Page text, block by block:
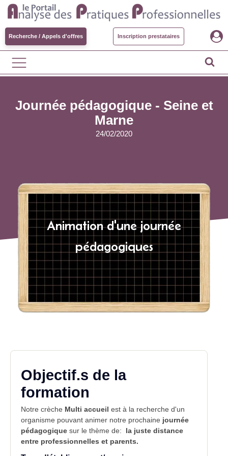
Recherche / Appels d'offres Inscription prestataires
Journée pédagogique - Seine et
Marne
24/02/2020
Animation d'une journée
pédagogiques
Objectif.s de la
formation
Notre crèche Multi accueil est à la recherche d'un
organisme pouvant animer notre prochaine journée
pédagogique sur le thème de: la juste distance
entre professionnelles et parents.